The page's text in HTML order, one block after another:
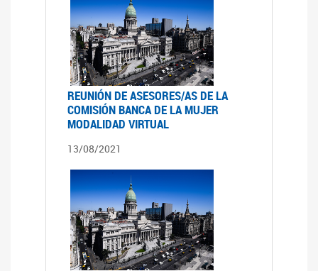
REUNIÓN DE ASESORES/AS DE LA
COMISIÓN BANCA DE LA MUJER
MODALIDAD VIRTUAL
13/08/2021